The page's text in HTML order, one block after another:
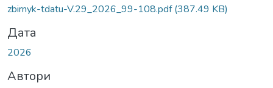
zbirnyk-tdatu-V.29_2026_99-108.pdf(387.49 KB)
Дата
2026
Автори